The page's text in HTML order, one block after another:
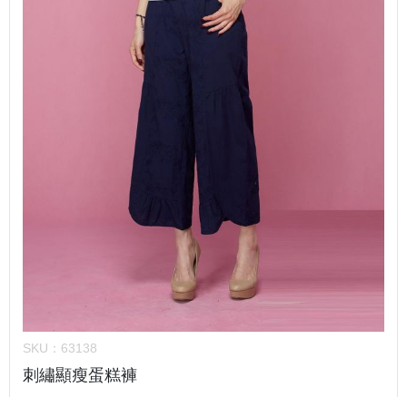
SKU： 63138
刺繡顯瘦蛋糕褲